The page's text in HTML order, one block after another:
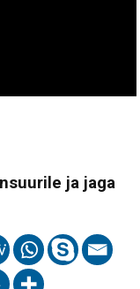
ja jaga